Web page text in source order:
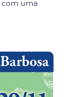
com uma